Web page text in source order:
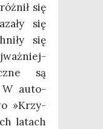
się
się
się
są
W auto­
»Krzy­
latach